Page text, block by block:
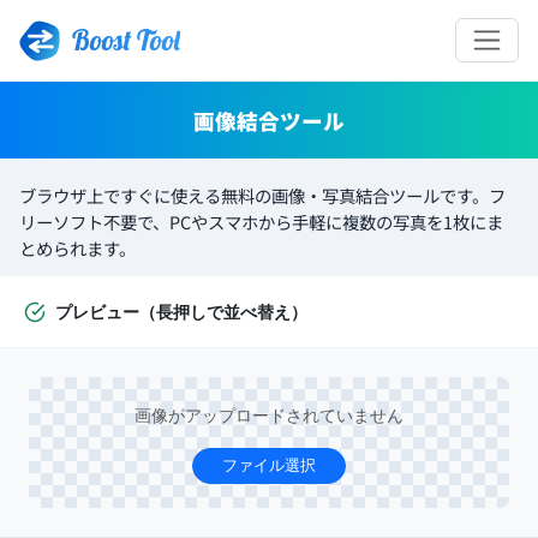
Boost Tool
画像結合ツール
ブラウザ上ですぐに使える無料の画像・写真結合ツールです。フ
リーソフト不要で、PCやスマホから手軽に複数の写真を1枚にま
とめられます。
プレビュー（長押しで並べ替え）
画像がアップロードされていません
ファイル選択